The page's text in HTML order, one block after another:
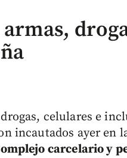
celulares e
incautados ayer en
carcelario y